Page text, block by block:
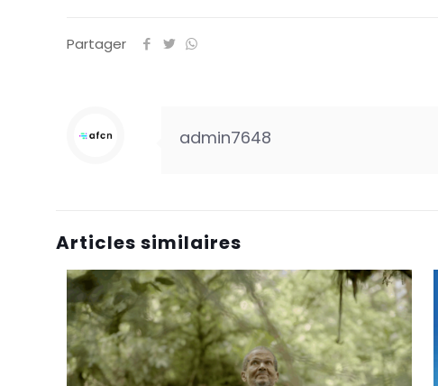
Partager
admin7648
Articles similaires